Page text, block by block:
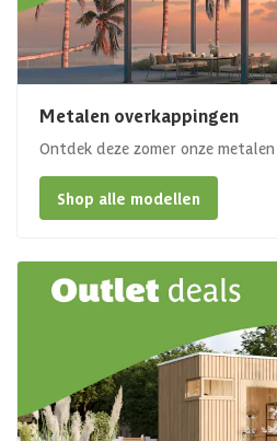
Metalen overkappingen
Ontdek deze zomer onze
Shop alle modellen